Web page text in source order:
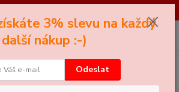
CZK 0
3% slevu na každý
další nákup :-)
Odeslat